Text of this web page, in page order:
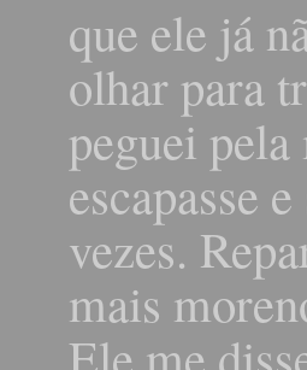
que ele já
olhar para
peguei
escapasse
vezes.
mais
Ele me